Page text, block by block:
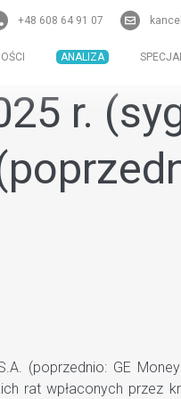
+48 608 64 91 07
ANALIZA
r.
(poprzednio: GE
rat wpłaconych przez